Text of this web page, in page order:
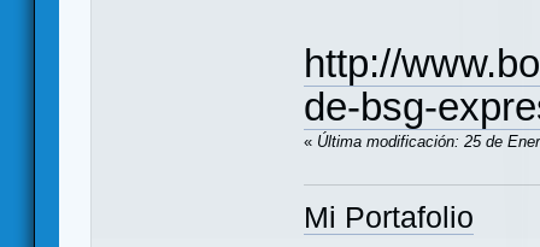
http://
de-bsg-
« Última modificación: 25 de
Mi Portafolio